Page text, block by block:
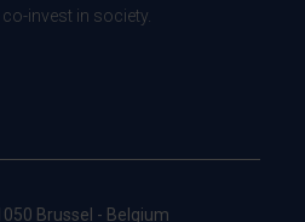
invest in society.
Brussel - Belgium